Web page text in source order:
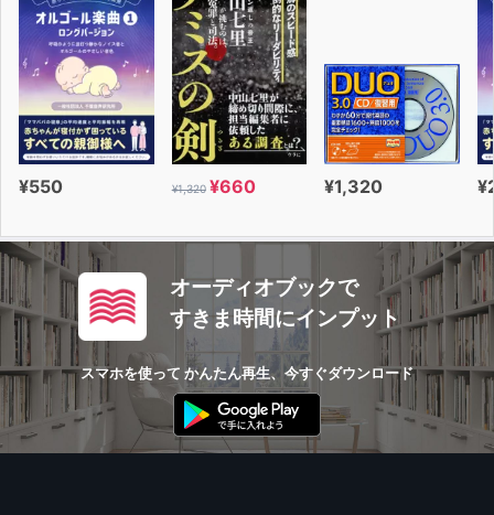
¥550 ¥1,320 ¥660 ¥1,320
オーディオブックで
すきま時間にインプット
スマホを使って かんたん再生、今すぐダウンロード